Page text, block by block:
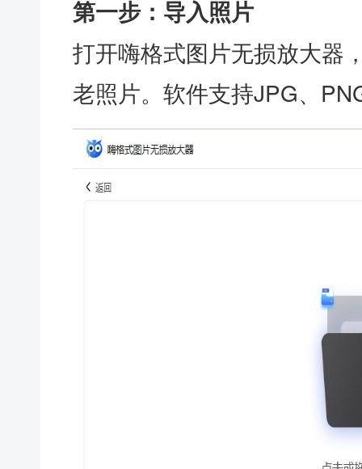
第一步：导入照片
打开嗨格式图片无损放大器
老照片。软件支持JPG、